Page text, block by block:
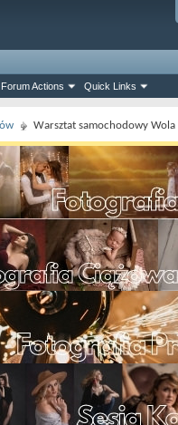
Forum Actions Quick Links
Warsztat samochodowy Wola